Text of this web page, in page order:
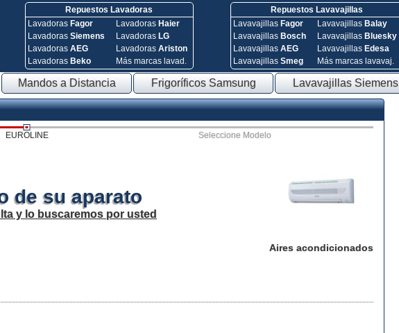
Repuestos Lavadoras
Lavadoras Fagor
Lavadoras Siemens
Lavadoras AEG
Lavadoras Beko
Lavadoras Haier
Lavadoras LG
Lavadoras Ariston
Más marcas lavad.
Repuestos Lavavajillas
Lavavajillas Fagor
Lavavajillas Bosch
Lavavajillas AEG
Lavavajillas Smeg
Lavavajillas Balay
Lavavajillas Bluesky
Lavavajillas Edesa
Más marcas lavavaj.
Mandos a Distancia Frigoríficos Samsung Lavavajillas Siemens
EUROLINE Seleccione Modelo
Aires acondicionados
de su aparato
y lo buscaremos por usted